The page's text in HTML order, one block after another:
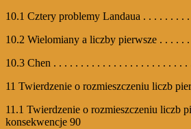
10.1 Cztery problemy Landaua . . . . . . . .
10.2 Wielomiany a liczby pierwsze . . . . .
10.3 Chen . . . . . . . . . . . . . . . . . . . . . . . . .
11 Twierdzenie o rozmieszczeniu liczb
11.1 Twierdzenie o rozmieszczeniu liczb
konsekwencje 90